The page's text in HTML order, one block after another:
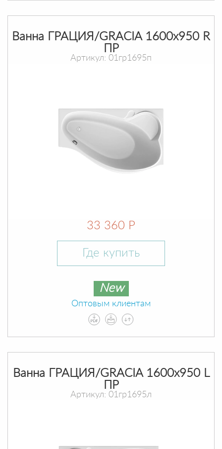
Ванна ГРАЦИЯ/GRACIA 1600х950 R
ПР
Артикул: 01гр1695п
33 360 Р
Где купить
New
Оптовым клиентам
Ванна ГРАЦИЯ/GRACIA 1600х950 L
ПР
Артикул: 01гр1695л